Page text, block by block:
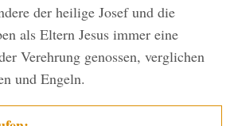
der heilige Josef und die
als Eltern Jesus immer eine
Verehrung genossen, verglichen
und Engeln.